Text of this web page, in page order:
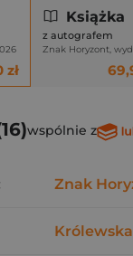
zł
Książka
z autografem
Znak Horyzont,
wspólnie z
Znak
Królewska